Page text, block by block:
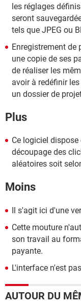
les réglages
seront
tels que JPEG ou
Enregistrement de
une copie de ses
de réaliser les
avoir à redéfinir
un dossier de
Plus
Ce logiciel
découpage des
aléatoires soit
Moins
Il s'agit ici d'une
Cette mouture
son travail au
payante.
L'interface n'est
AUTOUR DU